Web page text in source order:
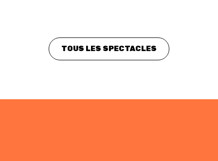
TOUS LES SPECTACLES